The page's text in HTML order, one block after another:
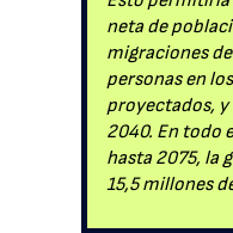
neta de
migraciones
personas en
proyectados, y
2040. En todo
hasta 2075, la
15,5 millones